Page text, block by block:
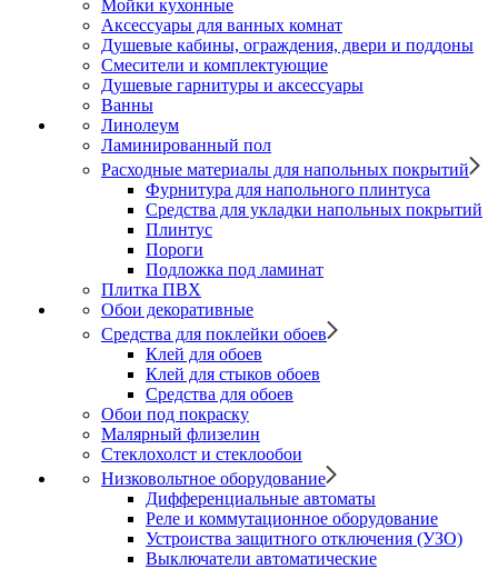
Мойки кухонные
Аксессуары для ванных комнат
Душевые кабины, ограждения, двери и поддоны
Смесители и комплектующие
Душевые гарнитуры и аксессуары
Ванны
Линолеум
Ламинированный пол
Расходные материалы для напольных покрытий
Фурнитура для напольного плинтуса
Средства для укладки напольных покрытий
Плинтус
Пороги
Подложка под ламинат
Плитка ПВХ
Обои декоративные
Средства для поклейки обоев
Клей для обоев
Клей для стыков обоев
Средства для обоев
Обои под покраску
Малярный флизелин
Стеклохолст и стеклообои
Низковольтное оборудование
Дифференциальные автоматы
Реле и коммутационное оборудование
Устроиства защитного отключения (УЗО)
Выключатели автоматические